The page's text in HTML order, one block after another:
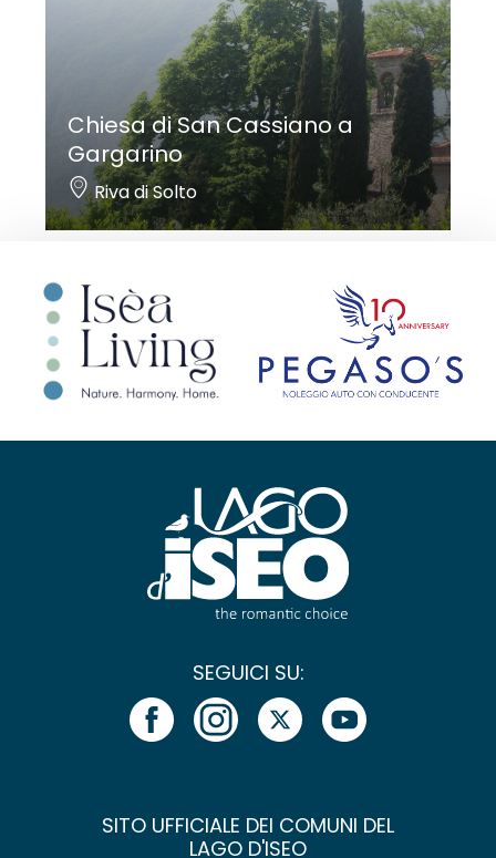
Chiesa di San Cassiano a
Gargarino
Riva di Solto
SEGUICI SU:
SITO UFFICIALE DEI COMUNI DEL
LAGO D'ISEO